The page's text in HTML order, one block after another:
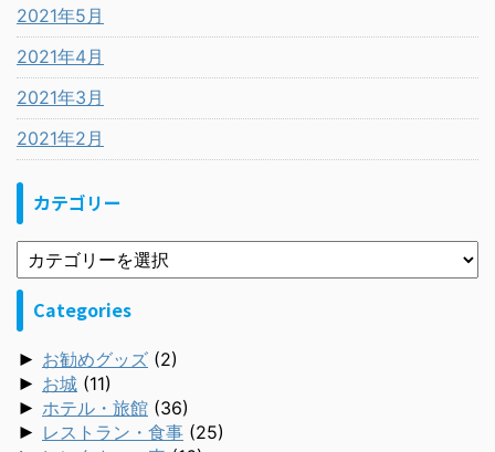
2021年5月
2021年4月
2021年3月
2021年2月
カテゴリー
Categories
► お勧めグッズ (2)
► お城 (11)
► ホテル・旅館 (36)
► レストラン・食事 (25)